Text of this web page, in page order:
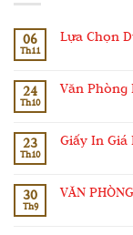
06
Th11
Lựa Chọn
24
Th10
Văn Phòng
23
Th10
Giấy In Giá
30
Th9
VĂN